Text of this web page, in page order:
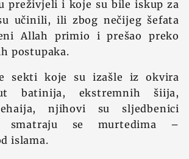
preživjeli i koje su bile iskup za
učinili, ili zbog nečijeg šefata
Allah primio i prešao preko
postupaka.
sekti koje su izašle iz okvira
batinija, ekstremnih šiija,
njihovi su sljedbenici
smatraju se murtedima –
islama.